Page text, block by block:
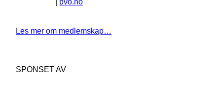
Les mer om medlemskap…
SPONSET AV